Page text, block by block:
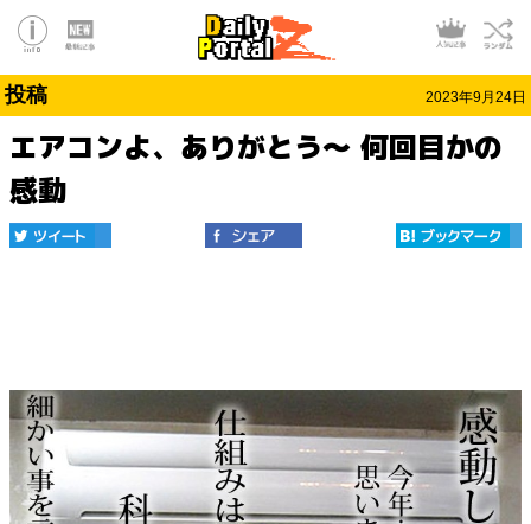
投稿 2023年9月24日
エアコンよ、ありがとう～ 何回目かの
感動